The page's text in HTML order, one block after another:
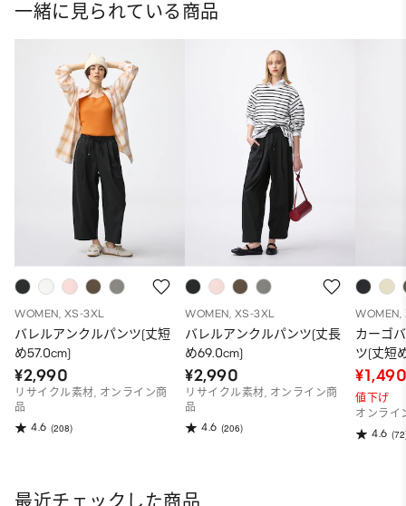
一緒に見られている商品
WOMEN, XS-3XL
バレルアンクルパンツ(丈短
め57.0cm)
¥2,990
リサイクル素材, オンライン商
品
4.6 (208)
WOMEN, XS-3XL
バレルアンクルパンツ(丈長
め69.0cm)
¥2,990
リサイクル素材, オンライン商
品
4.6 (206)
WOMEN,
カーゴ
ツ(丈短
値下げ
オンライ
4.6
最近チェックした商品